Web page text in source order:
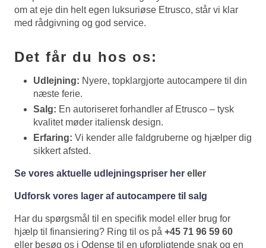
om at eje din helt egen luksuriøse Etrusco, står vi klar
med rådgivning og god service.
Det får du hos os:
Udlejning: Nyere, topklargjorte autocampere til din
næste ferie.
Salg: En autoriseret forhandler af Etrusco – tysk
kvalitet møder italiensk design.
Erfaring: Vi kender alle faldgruberne og hjælper dig
sikkert afsted.
Se vores aktuelle udlejningspriser her eller
Udforsk vores lager af autocampere til salg
Har du spørgsmål til en specifik model eller brug for
hjælp til finansiering? Ring til os på +45 71 96 59 60
eller besøg os i Odense til en uforpligtende snak og en